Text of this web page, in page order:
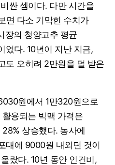
싼 셈이다. 다만 시간을
면 다소 기막힌 수치가
장의 청양고추 평균
었다. 10년이 지난 지금,
도 오히려 2만원을 덜 받은
원에서 1만320원으로
용되는 빅맥 가격은
상승했다. 농사에
대에 9000원 내외던 것이
랐다. 10년 동안 인건비,